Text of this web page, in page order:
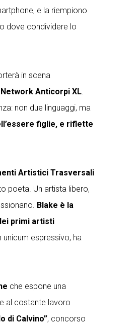
e la riempiono
dove condividere lo
in scena
Anticorpi XL
non due linguaggi, ma
figlie, e riflette
Artistici Trasversali
poeta. Un artista libero,
Blake è la
primi artisti
espressivo, ha
che espone una
al costante lavoro
di Calvino”, concorso